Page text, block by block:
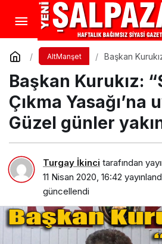
AltManşet
Başkan
yakında…”
Başkan Kurukız:
Çıkma Yasağı’na
Güzel günler
Turgay İkinci tarafından
11 Nisan 2020, 16:42
güncellendi